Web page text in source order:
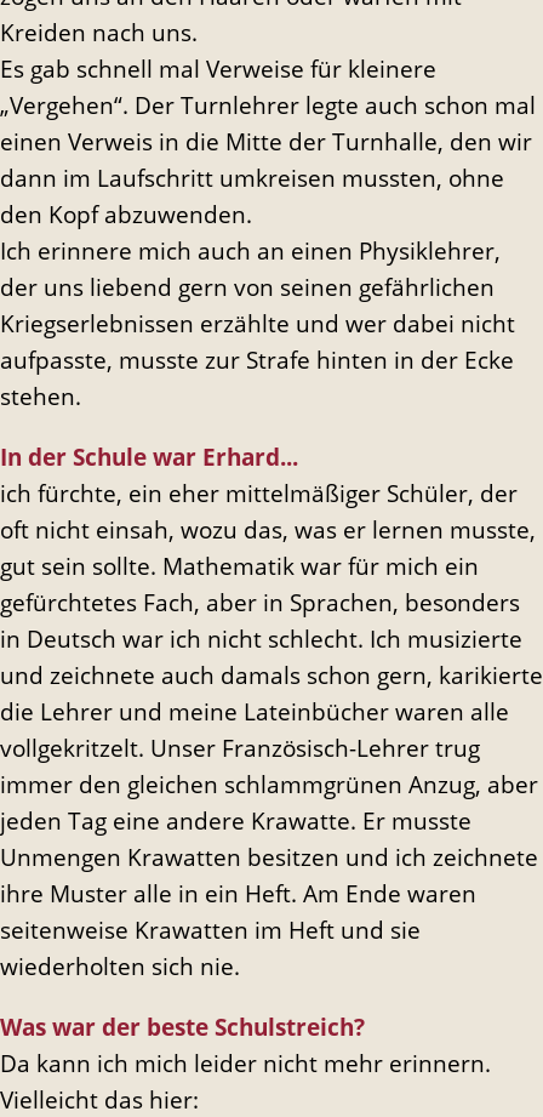
Kreiden nach uns.
Es gab schnell mal Verweise für kleinere
„Vergehen“. Der Turnlehrer legte auch schon mal
einen Verweis in die Mitte der Turnhalle, den wir
dann im Laufschritt umkreisen mussten, ohne
den Kopf abzuwenden.
Ich erinnere mich auch an einen Physiklehrer,
der uns liebend gern von seinen gefährlichen
Kriegserlebnissen erzählte und wer dabei nicht
aufpasste, musste zur Strafe hinten in der Ecke
stehen.
In der Schule war Erhard...
ich fürchte, ein eher mittelmäßiger Schüler, der
oft nicht einsah, wozu das, was er lernen musste,
gut sein sollte. Mathematik war für mich ein
gefürchtetes Fach, aber in Sprachen, besonders
in Deutsch war ich nicht schlecht. Ich musizierte
und zeichnete auch damals schon gern, karikierte
die Lehrer und meine Lateinbücher waren alle
vollgekritzelt. Unser Französisch-Lehrer trug
immer den gleichen schlammgrünen Anzug, aber
jeden Tag eine andere Krawatte. Er musste
Unmengen Krawatten besitzen und ich zeichnete
ihre Muster alle in ein Heft. Am Ende waren
seitenweise Krawatten im Heft und sie
wiederholten sich nie.
Was war der beste Schulstreich?
Da kann ich mich leider nicht mehr erinnern.
Vielleicht das hier: